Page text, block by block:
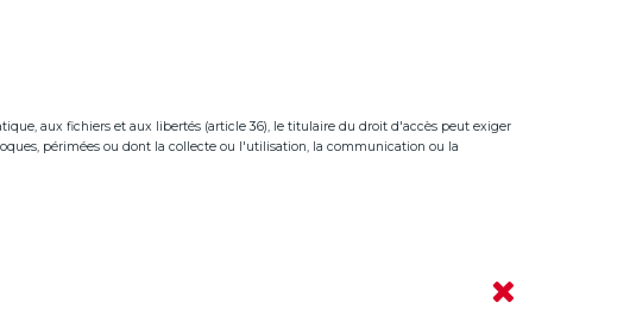
aux fichiers et aux libertés (article 36), le titulaire du droit d'accès peut exiger
périmées ou dont la collecte ou l'utilisation, la communication ou la